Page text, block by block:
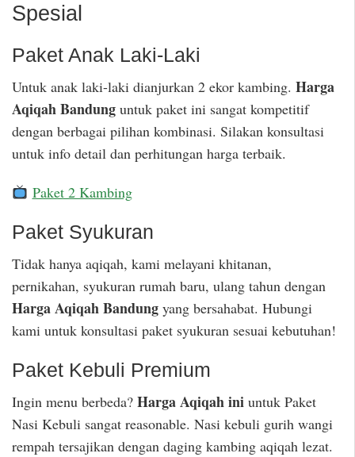
Spesial
Paket Anak Laki-Laki
Untuk anak laki-laki dianjurkan 2 ekor kambing. Harga
Aqiqah Bandung untuk paket ini sangat kompetitif
dengan berbagai pilihan kombinasi. Silakan konsultasi
untuk info detail dan perhitungan harga terbaik.
Paket 2 Kambing
Paket Syukuran
Tidak hanya aqiqah, kami melayani khitanan,
pernikahan, syukuran rumah baru, ulang tahun dengan
Harga Aqiqah Bandung yang bersahabat. Hubungi
kami untuk konsultasi paket syukuran sesuai kebutuhan!
Paket Kebuli Premium
Ingin menu berbeda? Harga Aqiqah ini untuk Paket
Nasi Kebuli sangat reasonable. Nasi kebuli gurih wangi
rempah tersajikan dengan daging kambing aqiqah lezat.